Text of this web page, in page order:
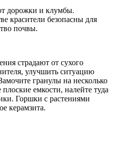
дорожки и клумбы.
красители безопасны для
почвы.
страдают от сухого
улучшить ситуацию
гранулы на несколько
емкости, налейте туда
Горшки с растениями
керамзита.